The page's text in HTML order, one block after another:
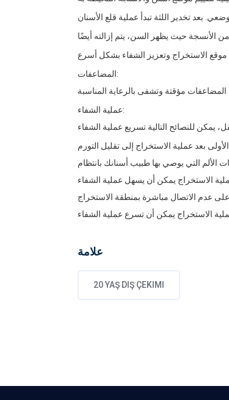
المضاعفات:
عملية الشفاء:
علامة
20 YAŞ DIŞ ÇEKIMI